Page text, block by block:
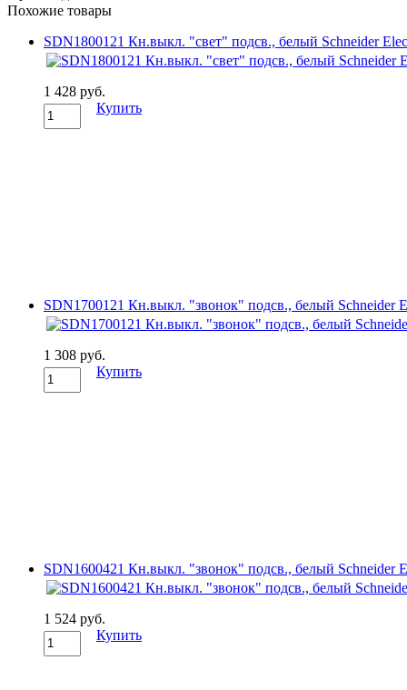
Похожие товары
SDN1800121 Кн.выкл. "свет" подсв., белый Schneider
1 428 руб.
Купить
SDN1700121 Кн.выкл. "звонок" подсв., белый Schneider
1 308 руб.
Купить
SDN1600421 Кн.выкл. "звонок" подсв., белый Schneider
1 524 руб.
Купить